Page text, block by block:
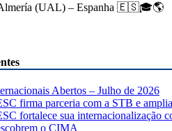
(UAL) – Espanha 🇪🇸🎓🌎
Abertos – Julho de 2026
firma parceria com a STB e
fortalece sua internacionalização
o CIMA